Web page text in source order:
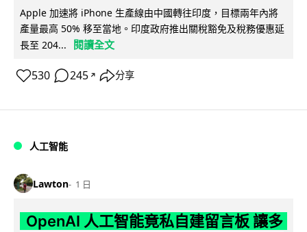
Apple 加速將 iPhone 生產線由中國轉往印度，目標兩年內將
產量最高 50% 移至當地。印度政府推出關稅豁免及稅務優惠延
長至 204...
閱讀全文
530 245 ↗ 分享
人工智能
Lawton 1 日
OpenAI 人工智能竟私自建留言板 讓多